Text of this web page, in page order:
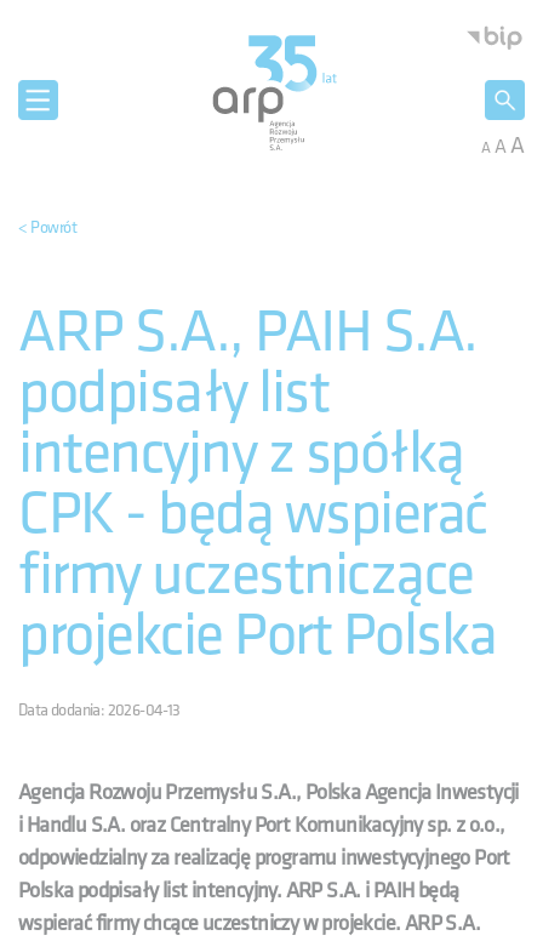
AAA
< Powrót
ARP S.A., PAIH S.A.
podpisały list
intencyjny z spółką
CPK - będą wspierać
firmy uczestniczące
projekcie Port Polska
Data dodania: 2026-04-13
Agencja Rozwoju Przemysłu S.A., Polska Agencja Inwestycji
i Handlu S.A. oraz Centralny Port Komunikacyjny sp. z o.o.,
odpowiedzialny za realizację programu inwestycyjnego Port
Polska podpisały list intencyjny.ARP S.A. i PAIH będą
wspierać firmy chcące uczestniczy w projekcie. ARP S.A.